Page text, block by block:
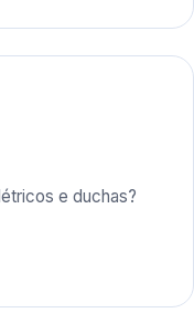
e duchas?